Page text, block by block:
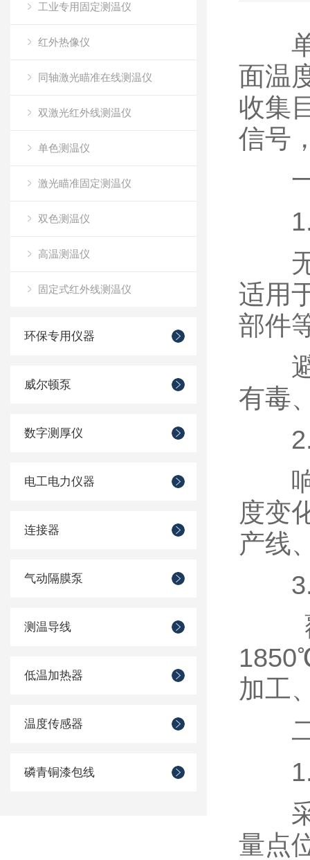
工业专用固定测温仪
红外热像仪
同轴激光瞄准在线测温仪
双激光红外线测温仪
单色测温仪
激光瞄准固定测温仪
双色测温仪
高温测温仪
固定式红外线测温仪
环保专用仪器
威尔顿泵
数字测厚仪
电工电力仪器
连接器
气动隔膜泵
测温导线
低温加热器
温度传感器
磷青铜漆包线
单
面温
收集
信号
一
1.
无
适用
部件
避
有毒
2.
响
度变
产线
3.
覆
加工
二
1.
采
量点